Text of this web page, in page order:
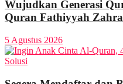
Wujudkan Generasi
Quran Fathiyyah Zahra
5 Agustus 2026